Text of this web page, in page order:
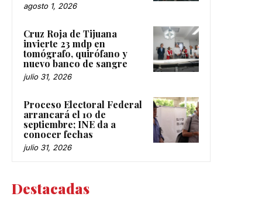
agosto 1, 2026
Cruz Roja de Tijuana
invierte 23 mdp en
tomógrafo, quirófano y
nuevo banco de sangre
julio 31, 2026
Proceso Electoral Federal
arrancará el 10 de
septiembre; INE da a
conocer fechas
julio 31, 2026
Destacadas